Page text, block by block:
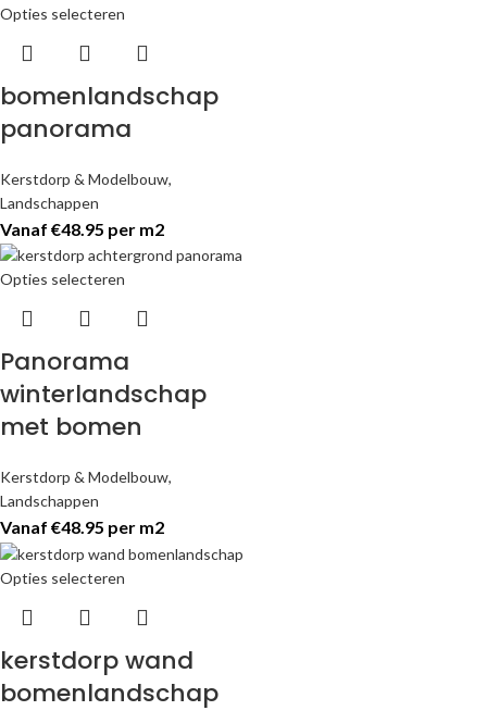
Opties selecteren
bomenlandschap
panorama
Kerstdorp & Modelbouw,
Landschappen
Vanaf €48.95 per m2
Opties selecteren
Panorama
winterlandschap
met bomen
Kerstdorp & Modelbouw,
Landschappen
Vanaf €48.95 per m2
Opties selecteren
kerstdorp wand
bomenlandschap